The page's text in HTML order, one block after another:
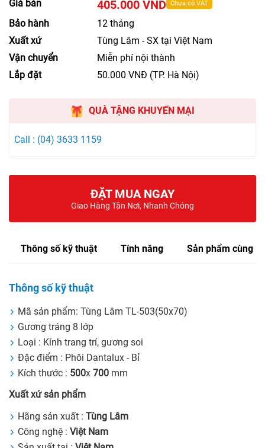
Giá bán
405.000 VND Chưa có VAT
Bảo hành
12 tháng
Xuất xứ
Tùng Lâm - SX tại Việt Nam
Vận chuyển
Miễn phí nội thành
Lắp đặt
50.000 VNĐ (TP. Hà Nội)
QUÀ TẶNG KHUYẾN MẠI
Call : (04) 3633 1159
ĐẶT MUA NGAY
Giao Hàng Tận Nơi, Nhanh Chóng
Thông số kỹ thuật Tính năng Sản phẩm cùng
Thông số kỹ thuật
Mã sản phẩm: Tùng Lâm TL-503(50x70)
Gương tráng 8 lớp
Loại : Kính trang trí, gương soi
Đặc điểm : Phôi Dantalux - Bỉ
Kích thước : 500x 700 mm
Xuất xứ sản phẩm
Hãng sản xuất : Tùng Lâm
Công nghệ : Việt Nam